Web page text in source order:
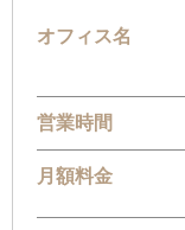
オフィス名
営業時間
月額料金